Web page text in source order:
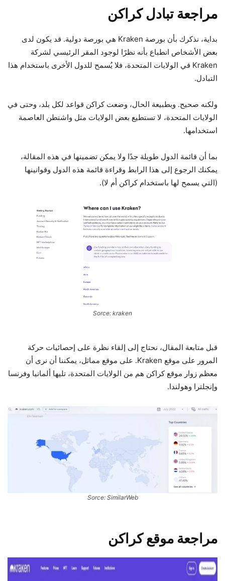
مراجعة تبادل كراكن
بداية، نذكرك بأن بورصة Kraken هي بورصة دولية. قد يكون لدى
بعض الأشخاص انطباع بأنه نظرًا لوجود المقر الرئيسي لشركة
Kraken في الولايات المتحدة، فلا يُسمح للدول الأخرى باستخدام هذا
التبادل.
ولكنه صحيح. وبطبيعة الحال، وضعت كراكن قواعد لكل بلد، وحتى في
الولايات المتحدة، لا تستطيع بعض الولايات مثل واشنطن العاصمة
استخدامها.
بما أن قائمة الدول طويلة جدًا ولا يمكن تضمينها في هذه المقالة،
يمكنك الرجوع إلى هذا الرابط وقراءة قائمة هذه الدول وقوانينها
(التي يسمح لها باستخدام كراكن أم لا).
Sorce: kraken
قبل متابعة المقال، نحتاج إلى إلقاء نظرة على إحصائيات حركة
المرور على موقع Kraken. على موقع مماثل، يمكننا أن نرى أن
معظم زوار موقع كراكن هم من الولايات المتحدة، تليها ألمانيا وفرنسا
وإنجلترا وهولندا.
Sorce: SimilarWeb
مراجعة موقع كراكن